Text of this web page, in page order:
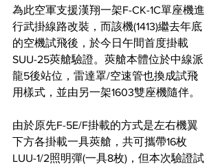
為此空軍支援漢翔一架F-CK-1C單座機進
行武掛線路改裝，而該機(1413)繼去年底
的空機試飛後，於今日午間首度掛載
SUU-25莢艙驗證。莢艙本體位於中線派
龍5後站位，雷達罩/空速管也換成試飛
用樣式，並由另一架1603雙座機隨伴。
由於原先F-5E/F掛載的方式是左右機翼
下方各掛載一具莢艙，共可攜帶16枚
LUU-1/2照明彈(一具8枚)，但本次驗證試